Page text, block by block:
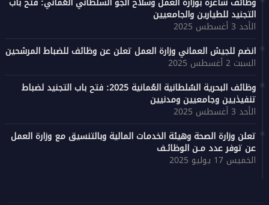
التجنيد للطيارين والجامعيين
الأحد 3 أغسطس 2025
انضم للجيش العماني وزارة العمل تعلن عن وظائف للضباط المرشحين
السبت 2 أغسطس 2025
وظائف البحرية السُلطانية العُمانية 2025: فتح باب التجنيد لضباط
تنفيذيين وجامعيين ومدنيين
الأحد 3 أغسطس 2025
تعلن وزارة الصحة وهيئة الخدمات المالية وبالتنسيق مع وزارة العمل
عن توفر عدد مـن الوظائـف
الخميس 17 يوليو 2025